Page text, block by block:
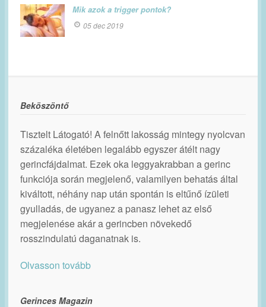
Mik azok a trigger pontok?
05 dec 2019
Beköszöntő
Tisztelt Látogató! A felnőtt lakosság mintegy nyolcvan
százaléka életében legalább egyszer átélt nagy
gerincfájdalmat. Ezek oka leggyakrabban a gerinc
funkciója során megjelenő, valamilyen behatás által
kiváltott, néhány nap után spontán is eltűnő ízületi
gyulladás, de ugyanez a panasz lehet az első
megjelenése akár a gerincben növekedő
rosszindulatú daganatnak is.
Olvasson tovább
Gerinces Magazin